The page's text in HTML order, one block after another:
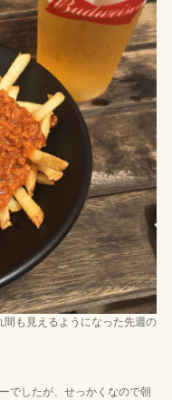
も見えるようになった先週の
でしたが、せっかくなので朝